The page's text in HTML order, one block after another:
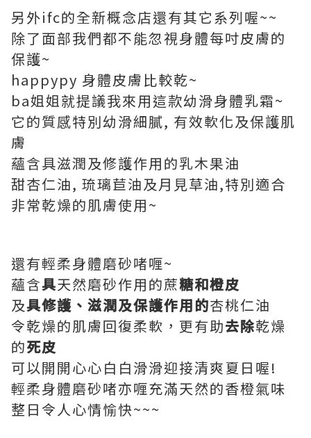
另外ifc的全新概念店還有其它系列喔~~
除了面部我們都不能忽視身體每吋皮膚的
保護~
happypy 身體皮膚比較乾~
ba姐姐就提議我來用這款幼滑身體乳霜~
它的質感特別幼滑細膩, 有效軟化及保護肌
膚
蘊含具滋潤及修護作用的乳木果油
甜杏仁油, 琉璃苣油及月見草油,特別適合
非常乾燥的肌膚使用~
還有輕柔身體磨砂啫喱~
蘊含具天然磨砂作用的蔗糖和橙皮
及具修護、滋潤及保護作用的杏桃仁油
令乾燥的肌膚回復柔軟，更有助去除乾燥
的死皮
可以開開心心白白滑滑迎接清爽夏日喔!
輕柔身體磨砂啫亦喱充滿天然的香橙氣味
整日令人心情愉快~~~